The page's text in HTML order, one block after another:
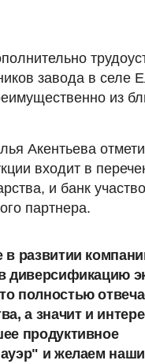
завода в селе
из
Акентьева
входит в
и банк
партнера.
развитии
диверсификацию
полностью
а значит и
продуктивное
и желаем